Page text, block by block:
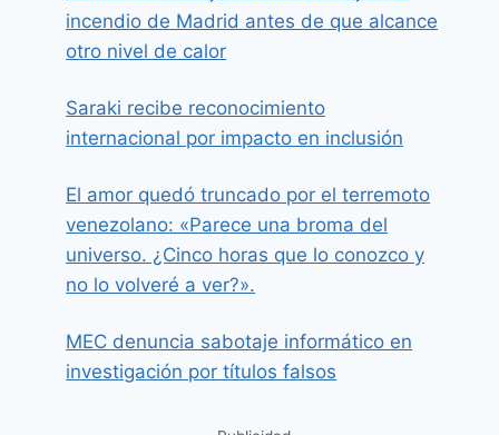
incendio de Madrid antes de que alcance
otro nivel de calor
Saraki recibe reconocimiento
internacional por impacto en inclusión
El amor quedó truncado por el terremoto
venezolano: «Parece una broma del
universo. ¿Cinco horas que lo conozco y
no lo volveré a ver?».
MEC denuncia sabotaje informático en
investigación por títulos falsos